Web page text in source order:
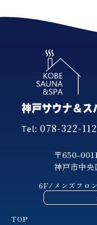
Tel: 078-322-
〒650-
神戸市中
6F/メンズフロ
TOP